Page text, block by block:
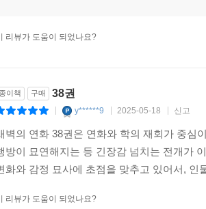
리뷰가 도움이 되었나요?
종이책 구매 38권
y******9 2025-05-18 신고
벽의 연화 38권은 연화와 학의 재회가 중심
방이 묘연해지는 등 긴장감 넘치는 전개가
화와 감정 묘사에 초점을 맞추고 있어서,
리뷰가 도움이 되었나요?